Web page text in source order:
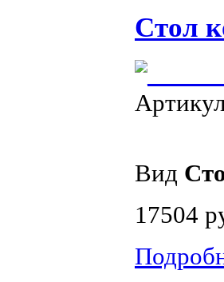
Стол
Вид
17504